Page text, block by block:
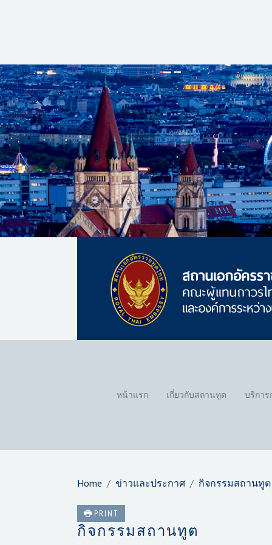
หน้าแรก เกี่ยวกับสถานทูต บริการ
Home ข่าวและประกาศ กิจกรรมสถานทูต
PRINT
กิจกรรมสถานทูต